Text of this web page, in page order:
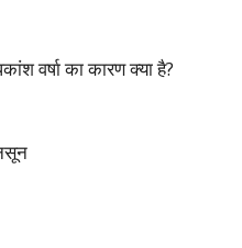
वर्षा का कारण क्या है?